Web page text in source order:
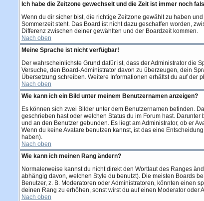
Ich habe die Zeitzone gewechselt und die Zeit ist immer noch
Wenn du dir sicher bist, die richtige Zeitzone gewählt zu haben
Sommerzeit steht. Das Board ist nicht dazu geschaffen worden,
Differenz zwischen deiner gewählten und der Boardzeit kommen.
Nach oben
Meine Sprache ist nicht verfügbar!
Der wahrscheinlichste Grund dafür ist, dass der Administrator die
Versuche, den Board-Administrator davon zu überzeugen, dein
Übersetzung schreiben. Weitere Informationen erhältst du auf der
Nach oben
Wie kann ich ein Bild unter meinem Benutzernamen anzeigen?
Es können sich zwei Bilder unter dem Benutzernamen befinden.
geschrieben hast oder welchen Status du im Forum hast.
und an den Benutzer gebunden. Es liegt am Administrator, ob er
Wenn du keine Avatare benutzen kannst, ist das eine
haben).
Nach oben
Wie kann ich meinen Rang ändern?
Normalerweise kannst du nicht direkt den Wortlaut des Ranges
abhängig davon, welchen Style du benutzt). Die meisten Boards
Benutzer, z. B. Moderatoren oder Administratoren, könnten einen
deinen Rang zu erhöhen, sonst wirst du auf einen Moderator oder
Nach oben